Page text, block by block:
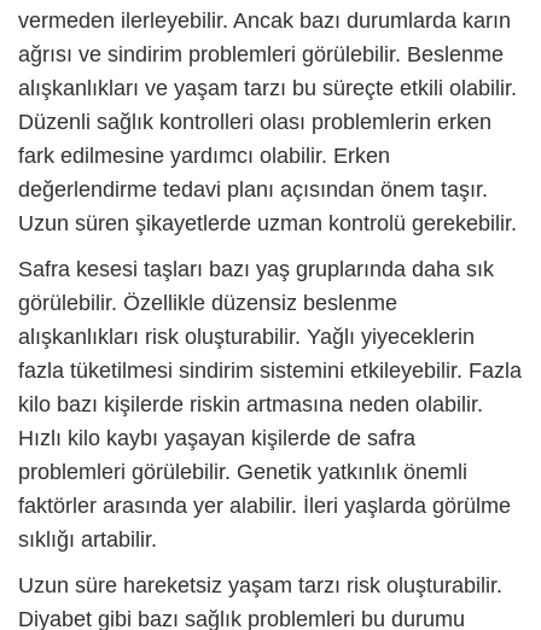
vermeden ilerleyebilir. Ancak bazı durumlarda karın
ağrısı ve sindirim problemleri görülebilir. Beslenme
alışkanlıkları ve yaşam tarzı bu süreçte etkili olabilir.
Düzenli sağlık kontrolleri olası problemlerin erken
fark edilmesine yardımcı olabilir. Erken
değerlendirme tedavi planı açısından önem taşır.
Uzun süren şikayetlerde uzman kontrolü gerekebilir.
Safra kesesi taşları bazı yaş gruplarında daha sık
görülebilir. Özellikle düzensiz beslenme
alışkanlıkları risk oluşturabilir. Yağlı yiyeceklerin
fazla tüketilmesi sindirim sistemini etkileyebilir. Fazla
kilo bazı kişilerde riskin artmasına neden olabilir.
Hızlı kilo kaybı yaşayan kişilerde de safra
problemleri görülebilir. Genetik yatkınlık önemli
faktörler arasında yer alabilir. İleri yaşlarda görülme
sıklığı artabilir.
Uzun süre hareketsiz yaşam tarzı risk oluşturabilir.
Diyabet gibi bazı sağlık problemleri bu durumu